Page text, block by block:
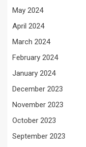
May 2024
April 2024
March 2024
February 2024
January 2024
December 2023
November 2023
October 2023
September 2023